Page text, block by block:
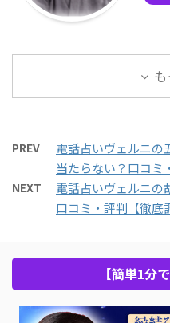
PREV
電話占いヴェルニの
当たらない？口コミ
NEXT
電話占いヴェルニの
口コミ・評判【徹底
【簡単1分